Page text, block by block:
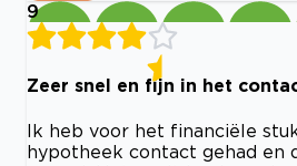
9
Zeer snel en fijn in het
Ik heb voor het financiële
hypotheek contact gehad en